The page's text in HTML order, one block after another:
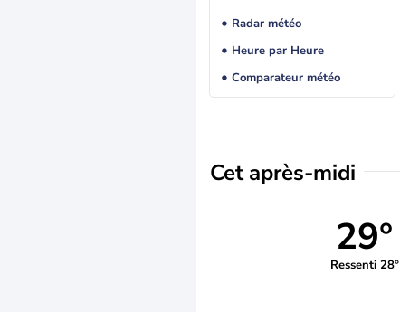
Radar météo
Heure par Heure
Comparateur météo
Cet après-midi
29°
Ressenti 28°